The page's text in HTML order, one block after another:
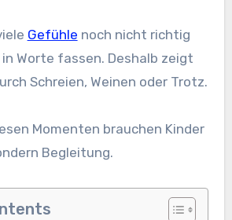
Gefühle noch nicht richtig
Worte fassen. Deshalb zeigt
Schreien, Weinen oder Trotz.
Momenten brauchen Kinder
Begleitung.